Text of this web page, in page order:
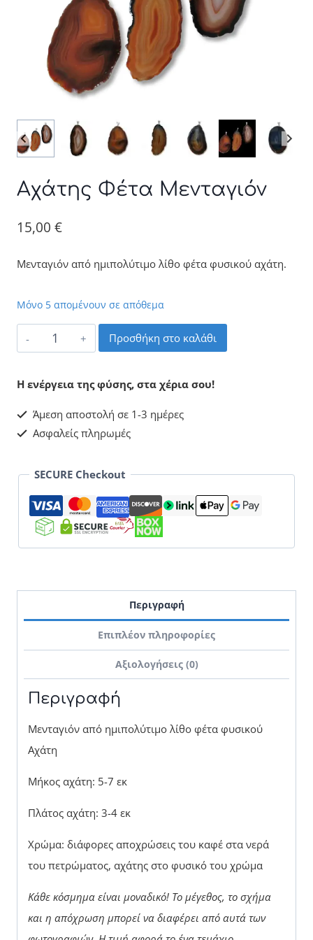
Αχάτης Φέτα Μενταγιόν
15,00 €
Μενταγιόν από ημιπολύτιμο λίθο φέτα φυσικού αχάτη.
Μόνο 5 απομένουν σε απόθεμα
Αχάτης
Φέτα
Μενταγιόν
Προσθήκη στο καλάθι
Η ενέργεια της φύσης, στα χέρια σου!
Άμεση αποστολή σε 1-3 ημέρες
Ασφαλείς πληρωμές
SECURE Checkout
Περιγραφή
Επιπλέον πληροφορίες
Αξιολογήσεις (0)
Περιγραφή
Μενταγιόν από ημιπολύτιμο λίθο φέτα φυσικού
Αχάτη
Μήκος αχάτη: 5-7 εκ
Πλάτος αχάτη: 3-4 εκ
Χρώμα: διάφορες αποχρώσεις του καφέ στα νερά
του πετρώματος, αχάτης στο φυσικό του χρώμα
Κάθε κόσμημα είναι μοναδικό! Το μέγεθος, το σχήμα
και η απόχρωση μπορεί να διαφέρει από αυτά των